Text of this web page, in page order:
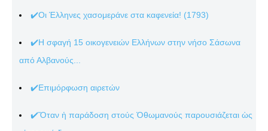
✔️Οι Έλληνες χασομεράνε στα καφενεία! (1793)
✔️Η σφαγή 15 οικογενειών Ελλήνων στην νήσο Σάσωνα
από Αλβανούς...
✔️Επιμόρφωση αιρετών
✔️Ὅταν ἡ παράδοση στούς Ὀθωμανούς παρουσιάζεται ὡς